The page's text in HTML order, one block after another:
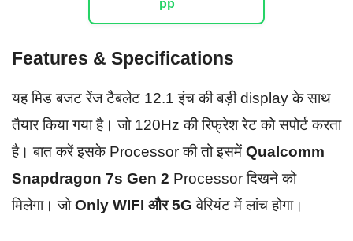
Features & Specifications
यह मिड बजट रेंज टैबलेट 12.1 इंच की बड़ी display के साथ
तैयार किया गया है। जो 120Hz की रिफ्रेश रेट को सपोर्ट करता
है। बात करें इसके Processor की तो इसमें Qualcomm
Snapdragon 7s Gen 2 Processor दिखने को
मिलेगा। जोOnly WIFI और 5G वेरियंट में लांच होगा।